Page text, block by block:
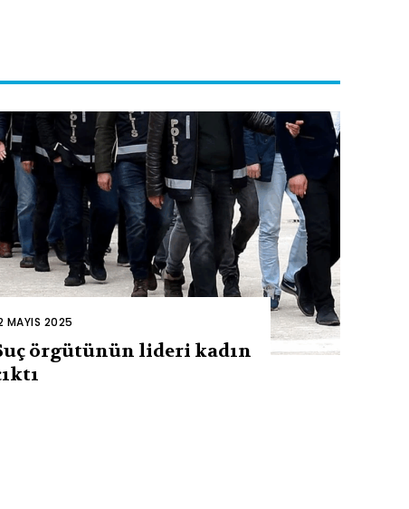
MAYIS 2025
örgütünün lideri kadın